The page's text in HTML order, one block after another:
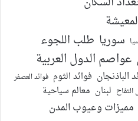
سوريا طلب اللجوء
عواصم الدول العربية
الباذنجان فوائد الثوم فوائد العصفر
لبنان معالم سياحية
مميزات وعيوب المدن